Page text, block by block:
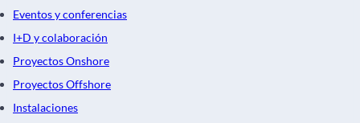
Eventos y conferencias
I+D y colaboración
Proyectos Onshore
Proyectos Offshore
Instalaciones